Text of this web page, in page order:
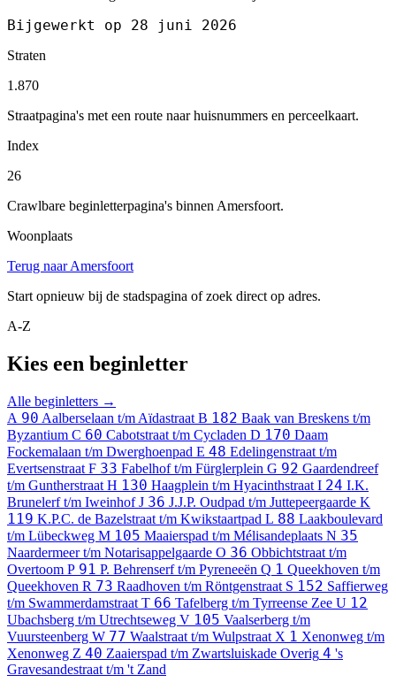
Bijgewerkt op 28 juni 2026
Straten
1.870
Straatpagina's met een route naar huisnummers en perceelkaart.
Index
26
Crawlbare beginletterpagina's binnen Amersfoort.
Woonplaats
Terug naar Amersfoort
Start opnieuw bij de stadspagina of zoek direct op adres.
A-Z
Kies een beginletter
Alle beginletters →
A 90 Aalberselaan t/m Aïdastraat B 182 Baak van Breskens t/m
Byzantium C 60 Cabotstraat t/m Cycladen D 170 Daam
Fockemalaan t/m Dwerghoenpad E 48 Edelingenstraat t/m
Evertsenstraat F 33 Fabelhof t/m Fürglerplein G 92 Gaardendreef
t/m Guntherstraat H 130 Haagplein t/m Hyacinthstraat I 24 I.K.
Brunelerf t/m IweinhofJ 36 J.J.P. Oudpad t/m Juttepeergaarde K
119 K.P.C. de Bazelstraat t/m Kwikstaartpad L 88 Laakboulevard
t/m Lübeckweg M 105 Maaierspad t/m Mélisandeplaats N 35
Naardermeer t/m Notarisappelgaarde O 36 Obbichtstraat t/m
Overtoom P 91 P. Behrenserf t/m Pyreneeën Q 1 Queekhoven t/m
Queekhoven R 73 Raadhoven t/m Röntgenstraat S 152 Saffierweg
t/m Swammerdamstraat T 66 Tafelberg t/m Tyrreense Zee U 12
Ubachsberg t/m Utrechtseweg V 105 Vaalserberg t/m
Vuursteenberg W 77 Waalstraat t/m Wulpstraat X 1 Xenonweg t/m
Xenonweg Z 40 Zaaierspad t/m Zwartsluiskade Overig 4 's
Gravesandestraat t/m 't Zand